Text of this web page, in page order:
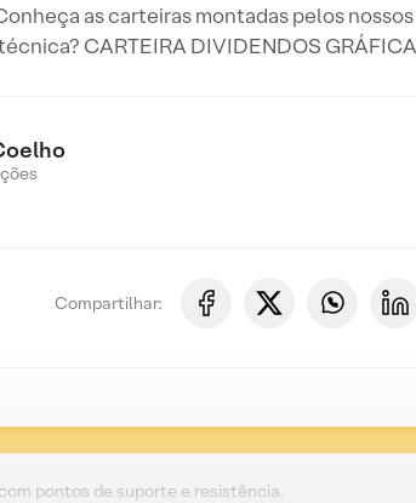
as carteiras montadas pelos
CARTEIRA DIVIDENDOS
Compartilhar:
pontos de suporte e resistência.